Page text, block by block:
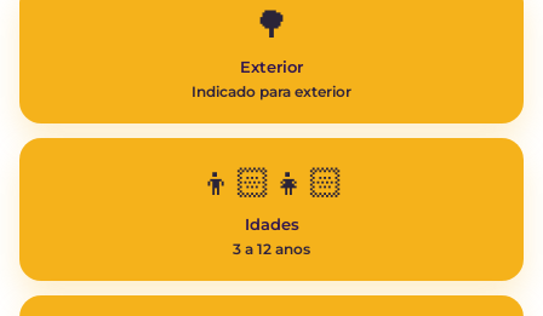
🌳
Exterior
Indicado para exterior
👦🏻👧🏻
Idades
3 a 12 anos